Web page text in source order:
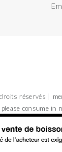
réservés
consume in